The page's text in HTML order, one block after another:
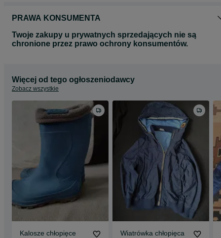
PRAWA KONSUMENTA
Twoje zakupy u prywatnych sprzedających nie są
chronione przez prawo ochrony konsumentów.
Więcej od tego ogłoszeniodawcy
Zobacz wszystkie
Kalosze chłopięce Wiatrówka chłopięca